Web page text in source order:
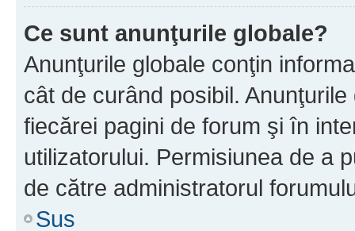
Ce sunt anunţurile globale?
Anunţurile globale conţin
cât de curând posibil.
fiecărei pagini de forum şi în
utilizatorului. Permisiunea de a
de către administratorul
Sus